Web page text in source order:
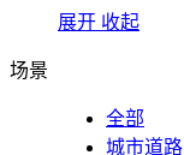
展开 收起
场景
全部
城市道路